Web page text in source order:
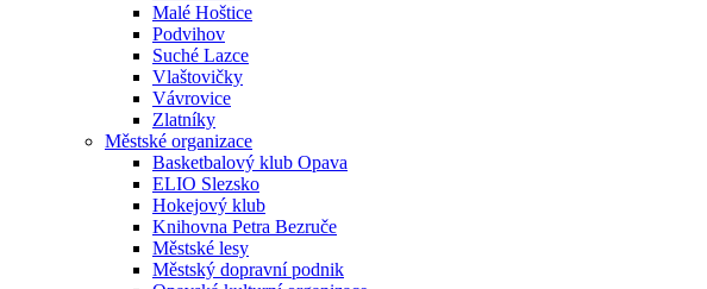
Malé Hoštice
Podvihov
Suché Lazce
Vlaštovičky
Vávrovice
Zlatníky
Městské organizace
Basketbalový klub Opava
ELIO Slezsko
Hokejový klub
Knihovna Petra Bezruče
Městské lesy
Městský dopravní podnik